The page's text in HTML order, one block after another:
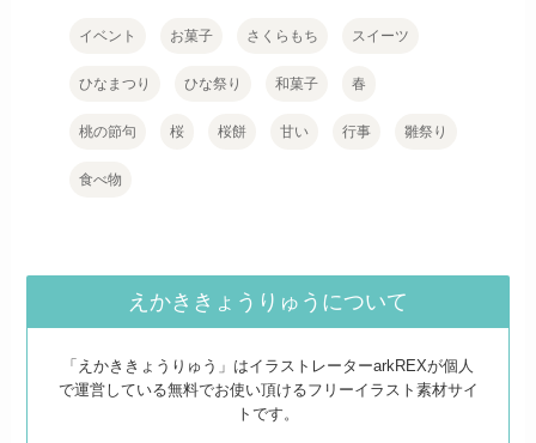
イベント お菓子 さくらもち スイーツ
ひなまつり ひな祭り 和菓子 春
桃の節句 桜 桜餅 甘い 行事 雛祭り
食べ物
えかききょうりゅうについて
「えかききょうりゅう」はイラストレーターarkREXが個人
で運営している無料でお使い頂けるフリーイラスト素材サイ
トです。